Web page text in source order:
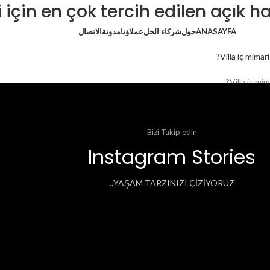
ANASAYFAحولشركاء الحلعملاؤنامدونةالاتصال
en çok tercih edilen açık
Villa iç
Bizi Takip edin
Instagram Stories
YAŞAM TARZINIZI ÇİZİYORUZ..